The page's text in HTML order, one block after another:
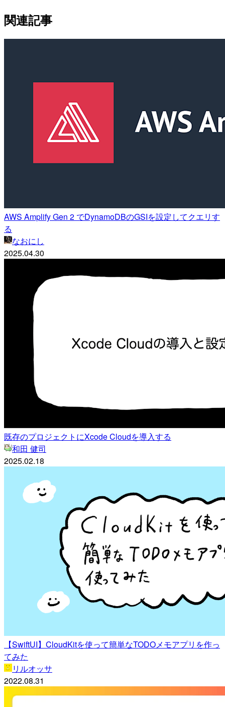
関連記事
AWS Amplify Gen 2 でDynamoDBのGSIを設定してクエリす
る
なおにし
2025.04.30
既存のプロジェクトにXcode Cloudを導入する
和田 健司
2025.02.18
【SwiftUI】CloudKitを使って簡単なTODOメモアプリを作っ
てみた
リルオッサ
2022.08.31